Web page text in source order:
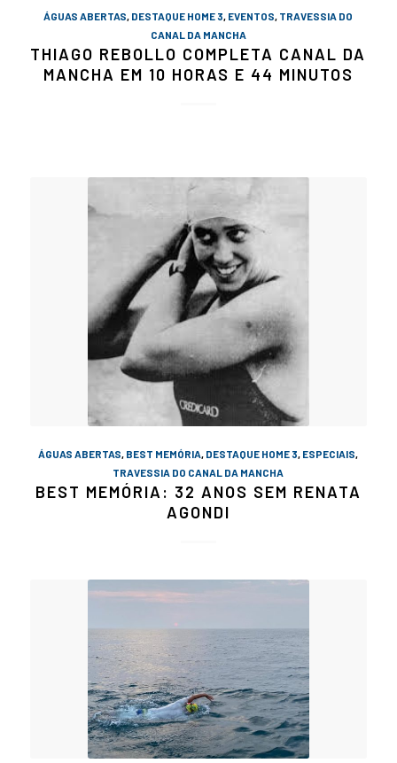
ÁGUAS ABERTAS, DESTAQUE HOME 3, EVENTOS, TRAVESSIA DO
CANAL DA MANCHA
THIAGO REBOLLO COMPLETA CANAL DA
MANCHA EM 10 HORAS E 44 MINUTOS
ÁGUAS ABERTAS BEST MEMÓRIA DESTAQUE HOME 3 ESPECIAIS
TRAVESSIA DO CANAL DA MANCHA
BEST MEMÓRIA: 32 ANOS SEM RENATA
AGONDI